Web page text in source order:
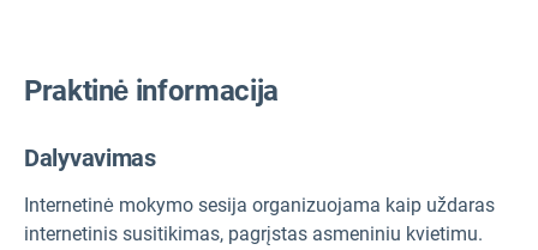
Praktinė informacija
Dalyvavimas
Internetinė mokymo sesija organizuojama kaip uždaras
internetinis susitikimas, pagrįstas asmeniniu kvietimu.